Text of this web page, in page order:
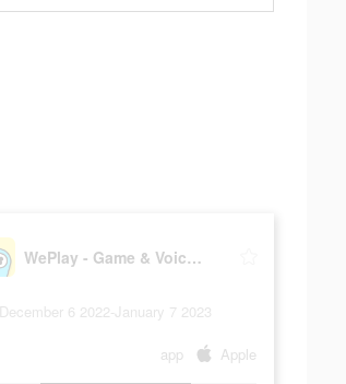
WePlay - Game & Voice Chat
December 6 2022-January 7 2023
app Apple